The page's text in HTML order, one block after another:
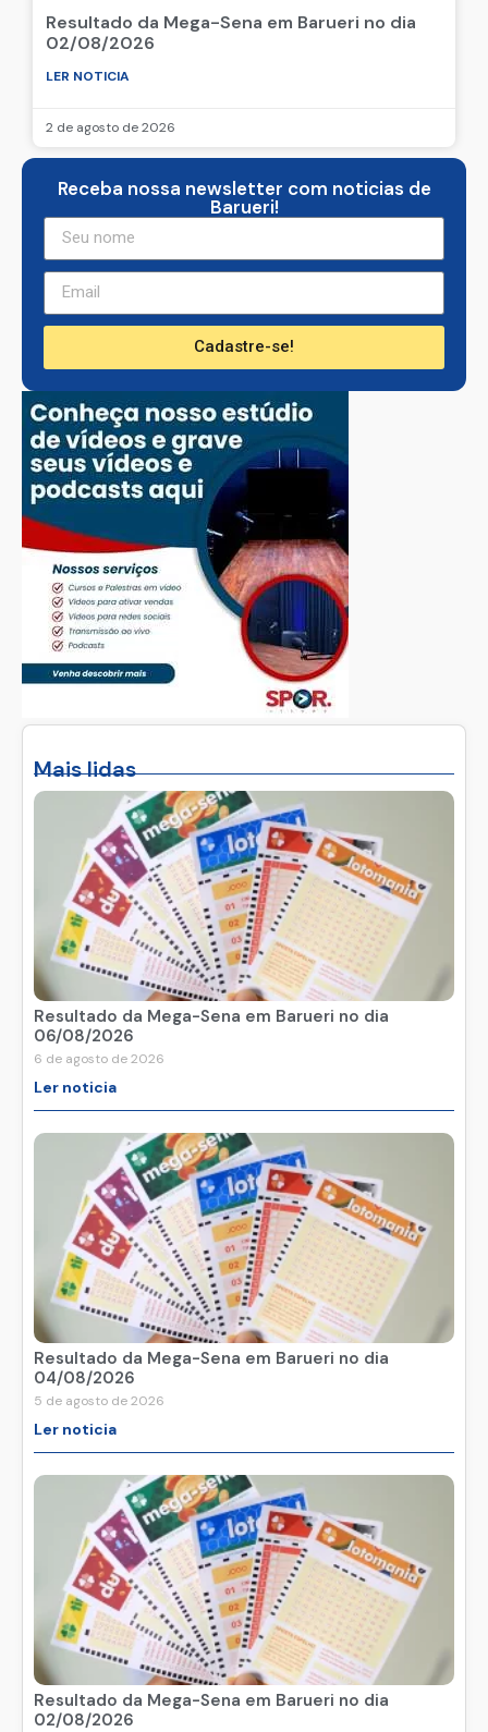
Resultado da Mega-Sena em Barueri no dia
02/08/2026
LER NOTICIA
2 de agosto de 2026
Mais lidas
Resultado da Mega-Sena em Barueri no dia
06/08/2026
6 de agosto de 2026
Ler noticia
Resultado da Mega-Sena em Barueri no dia
04/08/2026
5 de agosto de 2026
Ler noticia
Resultado da Mega-Sena em Barueri no dia
02/08/2026
Receba nossa newsletter com noticias de
Barueri!
Cadastre-se!